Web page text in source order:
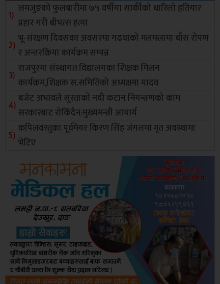
लमजुङको फुलबारीमा ७५ वर्षीया सार्कीको धारिलो हतियार
प्रहार गरी बीभत्स हत्या
भू-संरक्षण दिवसका अवसरमा गढवाको मलमलामा बाँस रोपण
र अन्तरक्रिया कार्यक्रम सम्पन्न
राजपुरमा संस्थागत विद्यालयका शिक्षक मिलन
कार्यक्रम,शिक्षक स.समितिको अध्यक्षमा यादव
बजेट अभावले सुस्ताको नदी कटान नियन्त्रणको काम
सरकारबाट रोकिँदैन:मुख्यमन्त्री आचार्य
कपिलवस्तुका पूर्वमेयर किरण सिंह जंगलमा मृत अवस्थामा
भेटिए